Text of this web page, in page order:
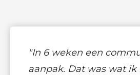
"In 6 weken een
aanpak. Dat was wat ik